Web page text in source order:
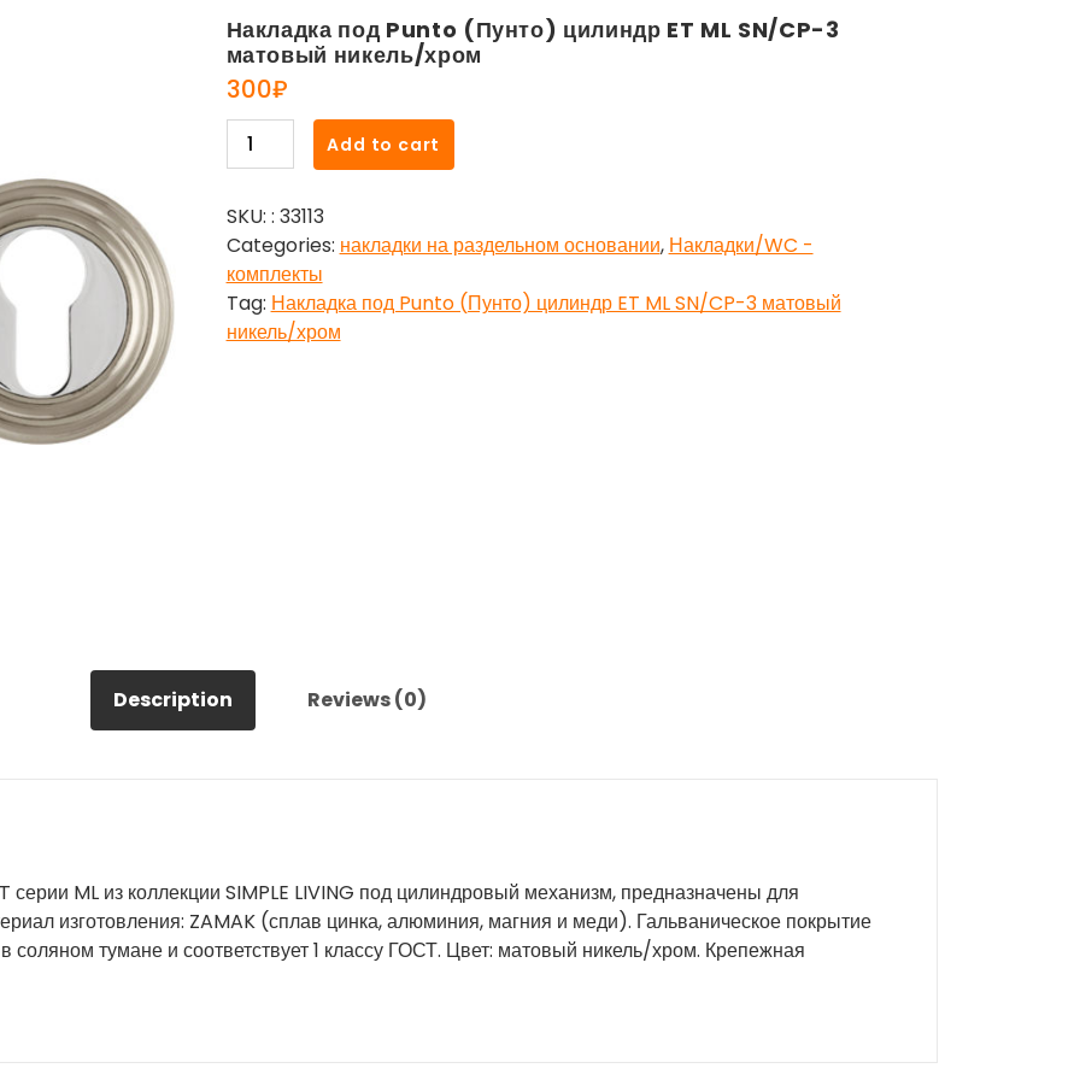
Накладка под Punto (Пунто) цилиндр ET ML SN/CP-3
матовый никель/хром
300₽
Накладка
под
(Пунто)
цилиндр
ET
ML
SN/CP-
Add to cart
SKU: : 33113
Categories: накладки на раздельном основании, Накладки/WC -
комплекты
Tag: Накладка под Punto (Пунто) цилиндр ET ML SN/CP-3 матовый
никель/хром
Description Reviews (0)
ML из коллекции SIMPLE LIVING под цилиндровый механизм, предназначены для
изготовления: ZAMAK (сплав цинка, алюминия, магния и меди). Гальваническое покрытие
соляном тумане и соответствует 1 классу ГОСТ. Цвет: матовый никель/хром. Крепежная